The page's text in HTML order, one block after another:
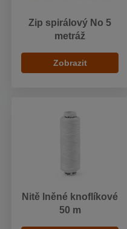
Zip spirálový No 5
metráž
Zobrazit
Nitě lněné knoflíkové
50 m